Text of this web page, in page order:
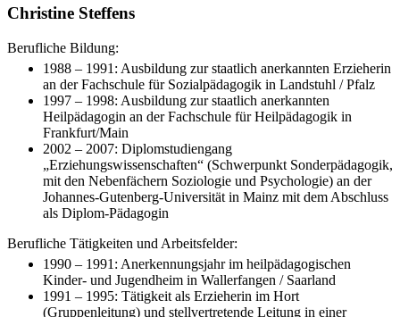
Christine Steffens
Berufliche Bildung:
1988 – 1991: Ausbildung zur staatlich anerkannten Erzieherin
an der Fachschule für Sozialpädagogik in Landstuhl / Pfalz
1997 – 1998: Ausbildung zur staatlich anerkannten
Heilpädagogin an der Fachschule für Heilpädagogik in
Frankfurt/Main
2002 – 2007: Diplomstudiengang
„Erziehungswissenschaften“ (Schwerpunkt Sonderpädagogik,
mit den Nebenfächern Soziologie und Psychologie) an der
Johannes-Gutenberg-Universität in Mainz mit dem Abschluss
als Diplom-Pädagogin
Berufliche Tätigkeiten und Arbeitsfelder:
1990 – 1991: Anerkennungsjahr im heilpädagogischen
Kinder- und Jugendheim in Wallerfangen / Saarland
1991 – 1995: Tätigkeit als Erzieherin im Hort
(Gruppenleitung) und stellvertretende Leitung in einer